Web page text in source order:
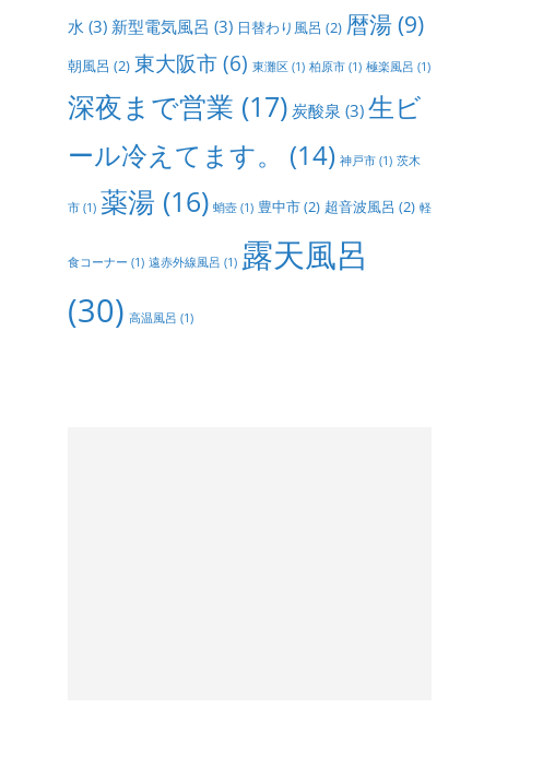
水 (3) 新型電気風呂 (3) 日替わり風呂 (2) 暦湯(9)
朝風呂 (2) 東大阪市(6) 東灘区 (1) 柏原市 (1) 極楽風呂 (1)
深夜まで営業 (17) 炭酸泉 (3) 生ビ
ール冷えてます。
(14) 神戸市 (1) 茨木
市 (1) 薬湯 (16) 蛸壺 (1) 豊中市(2) 超音波風呂 (2) 軽
食コーナー (1) 遠赤外線風呂 (1) 露天風呂
(30) 高温風呂 (1)